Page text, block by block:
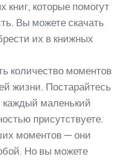
книг, которые помогут
Вы можете скачать
их в книжных
количество моментов
жизни. Постарайтесь
каждый маленький
присутствуете.
моментов — они
Но вы можете